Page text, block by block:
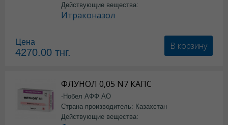
Действующие вещества:
Итраконазол
Цена
4270.00 тнг.
В корзину
ФЛУНОЛ 0,05 N7 КАПС
-Нобел АФФ АО
Страна производитель: Казахстан
Действующие вещества: